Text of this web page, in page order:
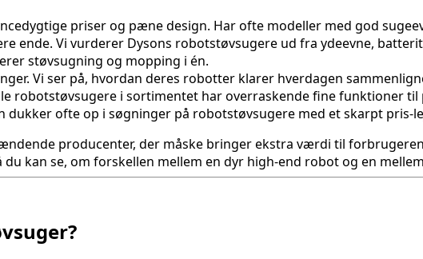
priser og pæne design. Har ofte modeller med god
ende. Vi vurderer Dysons robotstøvsugere ud fra ydeevne,
støvsugning og mopping i én.
Vi ser på, hvordan deres robotter klarer hverdagen
robotstøvsugere i sortimentet har overraskende fine funktioner til
dukker ofte op i søgninger på robotstøvsugere med et skarpt pris-
producenter, der måske bringer ekstra værdi til
kan se, om forskellen mellem en dyr high-end robot og en